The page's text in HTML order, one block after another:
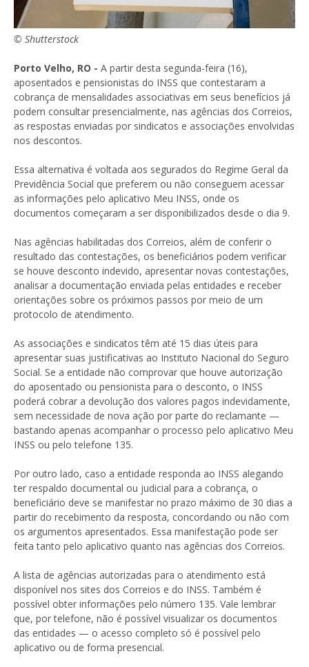
© Shutterstock
Porto Velho, RO - A partir desta segunda-feira (16),
aposentados e pensionistas do INSS que contestaram a
cobrança de mensalidades associativas em seus benefícios já
podem consultar presencialmente, nas agências dos Correios,
as respostas enviadas por sindicatos e associações envolvidas
nos descontos.
Essa alternativa é voltada aos segurados do Regime Geral da
Previdência Social que preferem ou não conseguem acessar
as informações pelo aplicativo Meu INSS, onde os
documentos começaram a ser disponibilizados desde o dia 9.
Nas agências habilitadas dos Correios, além de conferir o
resultado das contestações, os beneficiários podem verificar
se houve desconto indevido, apresentar novas contestações,
analisar a documentação enviada pelas entidades e receber
orientações sobre os próximos passos por meio de um
protocolo de atendimento.
As associações e sindicatos têm até 15 dias úteis para
apresentar suas justificativas ao Instituto Nacional do Seguro
Social. Se a entidade não comprovar que houve autorização
do aposentado ou pensionista para o desconto, o INSS
poderá cobrar a devolução dos valores pagos indevidamente,
sem necessidade de nova ação por parte do reclamante —
bastando apenas acompanhar o processo pelo aplicativo Meu
INSS ou pelo telefone 135.
Por outro lado, caso a entidade responda ao INSS alegando
ter respaldo documental ou judicial para a cobrança, o
beneficiário deve se manifestar no prazo máximo de 30 dias a
partir do recebimento da resposta, concordando ou não com
os argumentos apresentados. Essa manifestação pode ser
feita tanto pelo aplicativo quanto nas agências dos Correios.
A lista de agências autorizadas para o atendimento está
disponível nos sites dos Correios e do INSS. Também é
possível obter informações pelo número 135. Vale lembrar
que, por telefone, não é possível visualizar os documentos
das entidades — o acesso completo só é possível pelo
aplicativo ou de forma presencial.